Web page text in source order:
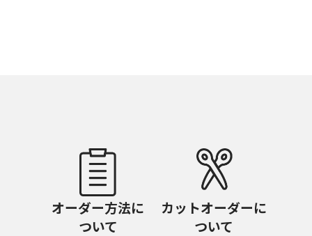
オーダー方法に
ついて
カットオーダーに
ついて